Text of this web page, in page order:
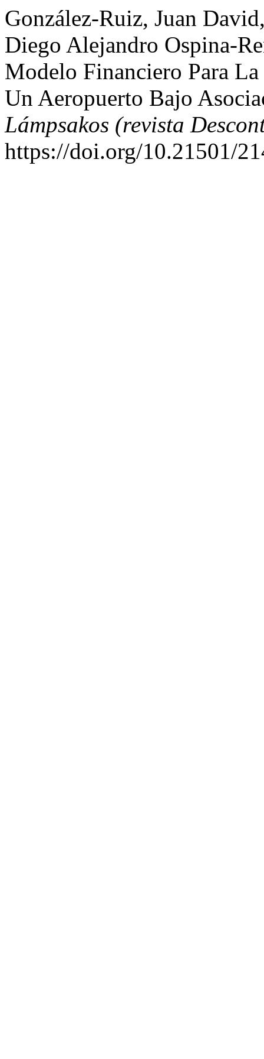
González-Ruiz, Juan
Diego Alejandro Ospina-
Modelo Financiero Para
Un Aeropuerto Bajo
Lámpsakos (revista
https://doi.org/10.21501/